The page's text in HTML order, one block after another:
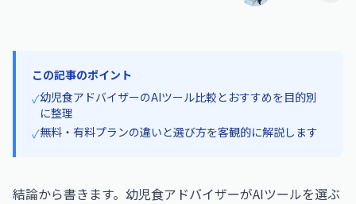
この記事のポイント
✓幼児食アドバイザーのAIツール比較とおすすめを目的別
に整理
✓無料・有料プランの違いと選び方を客観的に解説します
結論から書きます。幼児食アドバイザーがAIツールを選ぶ